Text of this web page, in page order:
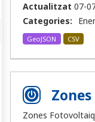
Actualitzat 07-
Categories:
GeoJSON CSV
Zones